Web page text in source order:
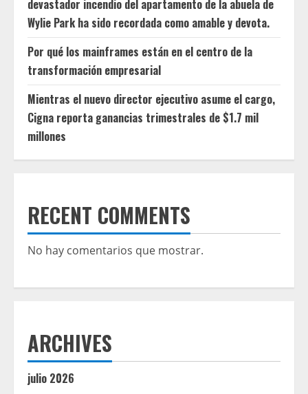
devastador incendio del apartamento de la abuela de
Wylie Park ha sido recordada como amable y devota.
Por qué los mainframes están en el centro de la
transformación empresarial
Mientras el nuevo director ejecutivo asume el cargo,
Cigna reporta ganancias trimestrales de $1.7 mil
millones
RECENT COMMENTS
No hay comentarios que mostrar.
ARCHIVES
julio 2026